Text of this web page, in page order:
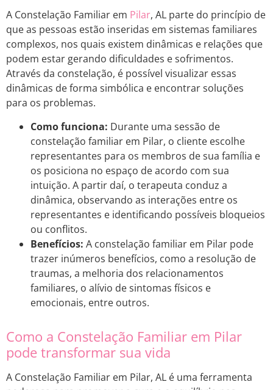
A Constelação Familiar em Pilar, AL parte do princípio de
que as pessoas estão inseridas em sistemas familiares
complexos, nos quais existem dinâmicas e relações que
podem estar gerando dificuldades e sofrimentos.
Através da constelação, é possível visualizar essas
dinâmicas de forma simbólica e encontrar soluções
para os problemas.
Como funciona: Durante uma sessão de
constelação familiar em Pilar, o cliente escolhe
representantes para os membros de sua família e
os posiciona no espaço de acordo com sua
intuição. A partir daí, o terapeuta conduz a
dinâmica, observando as interações entre os
representantes e identificando possíveis bloqueios
ou conflitos.
Benefícios: A constelação familiar em Pilar pode
trazer inúmeros benefícios, como a resolução de
traumas, a melhoria dos relacionamentos
familiares, o alívio de sintomas físicos e
emocionais, entre outros.
Como a Constelação Familiar em Pilar
pode transformar sua vida
A Constelação Familiar em Pilar, AL é uma ferramenta